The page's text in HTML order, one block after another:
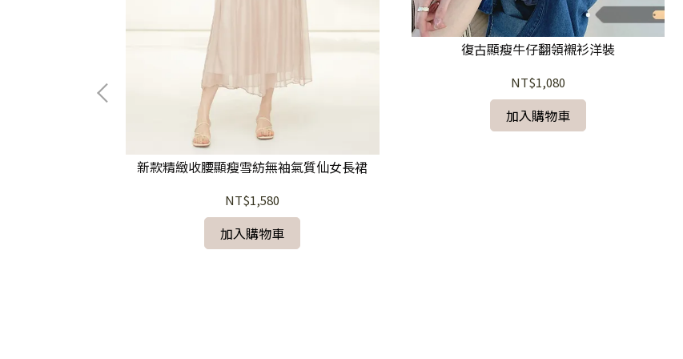
新款精緻收腰顯瘦雪紡無袖氣質仙女長裙
NT$1,580
加入購物車
復古顯瘦牛仔翻領襯衫洋裝
NT$1,080
加入購物車